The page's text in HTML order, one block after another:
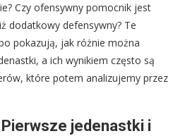
Czy ofensywny pomocnik jest
dodatkowy defensywny? Te
pokazują, jak różnie można
a ich wynikiem często są
które potem analizujemy przez
jedenastki i